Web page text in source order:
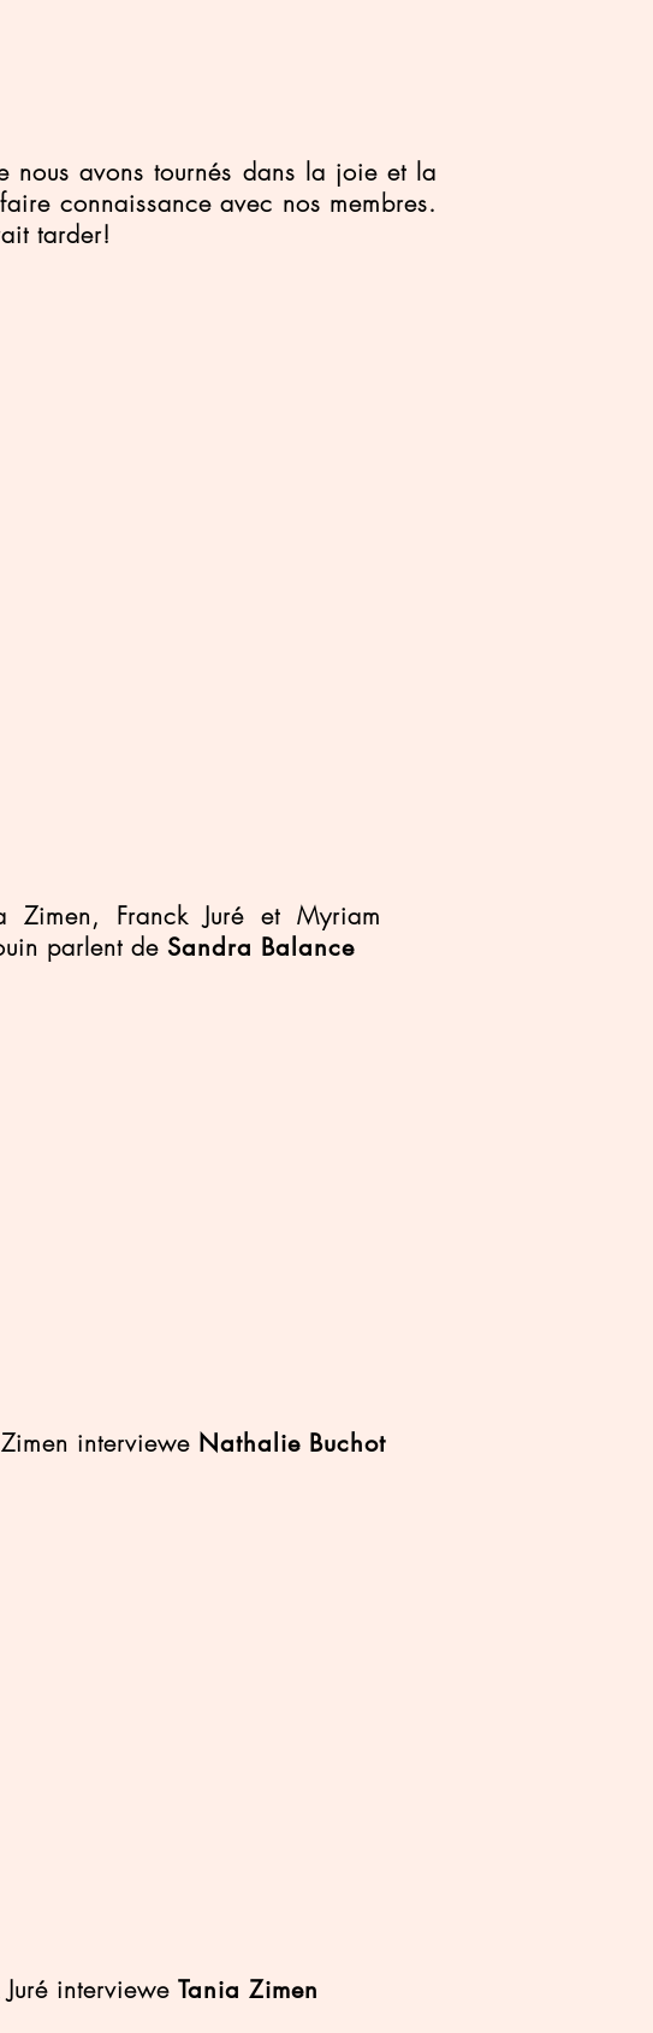
nous avons tournés dans la joie et la
connaissance avec nos membres.
tarder!
Zimen, Franck Juré et Myriam
parlent de Sandra Balance
interviewe Nathalie Buchot
interviewe Tania Zimen